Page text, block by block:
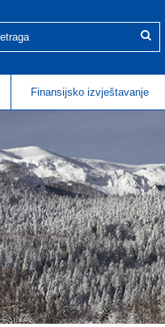
Finansijsko izvještavanje